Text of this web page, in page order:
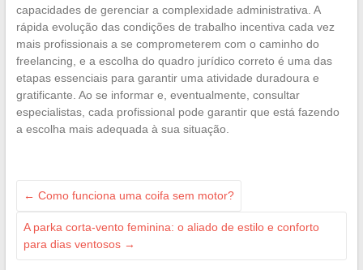
capacidades de gerenciar a complexidade administrativa. A
rápida evolução das condições de trabalho incentiva cada vez
mais profissionais a se comprometerem com o caminho do
freelancing, e a escolha do quadro jurídico correto é uma das
etapas essenciais para garantir uma atividade duradoura e
gratificante. Ao se informar e, eventualmente, consultar
especialistas, cada profissional pode garantir que está fazendo
a escolha mais adequada à sua situação.
← Como funciona uma coifa sem motor?
A parka corta-vento feminina: o aliado de estilo e conforto
para dias ventosos →